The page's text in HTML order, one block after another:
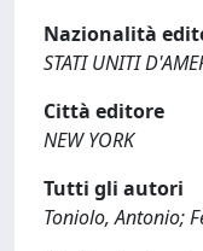
Nazionalità
STATI UNITI
Città editore
NEW YORK
Tutti gli autori
Toniolo, Antonio;